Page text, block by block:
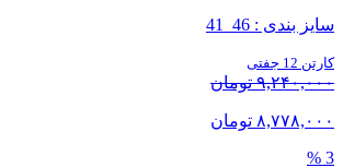
سایز بندی : 46_41
کارتن 12 جفتی
۹,۲۴۰,۰۰۰ تومان
۸,۷۷۸,۰۰۰ تومان
3 %